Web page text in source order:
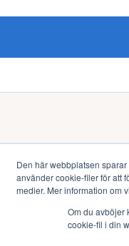
Den här webbplatsen
använder cookie-filer för att
medier. Mer information om
Om du avböjer
cookie-fil i din